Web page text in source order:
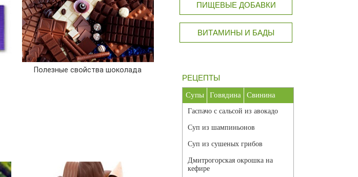
Полезные свойства шоколада
ПИЩЕВЫЕ ДОБАВКИ
ВИТАМИНЫ И БАДЫ
РЕЦЕПТЫ
Супы Говядина Свинина
Гаспачо с сальсой из авокадо
Суп из шампиньонов
Суп из сушеных грибов
Дмитрогорская окрошка на
кефире